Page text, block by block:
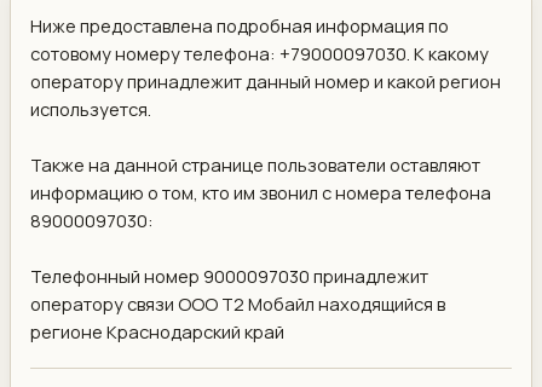
Ниже предоставлена подробная информация по
сотовому номеру телефона: +79000097030. К какому
оператору принадлежит данный номер и какой регион
используется.
Также на данной странице пользователи оставляют
информацию о том, кто им звонил с номера телефона
89000097030:
Телефонный номер 9000097030 принадлежит
оператору связи ООО Т2 Мобайл находящийся в
регионе Краснодарский край